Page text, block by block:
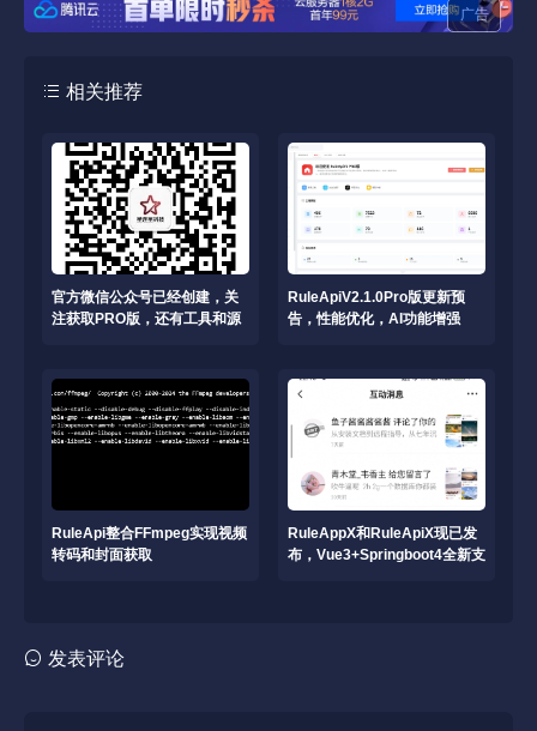
广告
相关推荐
官方微信公众号已经创建，关
注获取PRO版，还有工具和源
RuleApiV2.1.0Pro版更新预
告，性能优化，AI功能增强
RuleApi整合FFmpeg实现视频
转码和封面获取
RuleAppX和RuleApiX现已发
布，Vue3+Springboot4全新支
发表评论